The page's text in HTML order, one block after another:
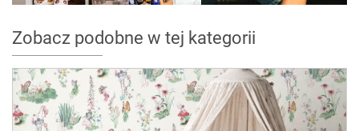
Zobacz podobne w tej kategorii